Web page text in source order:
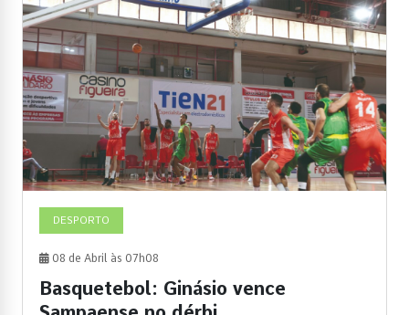
DESPORTO
08 de Abril às 07h08
Basquetebol: Ginásio vence